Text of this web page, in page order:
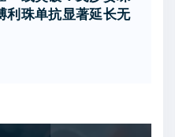
利珠单抗显著延长无